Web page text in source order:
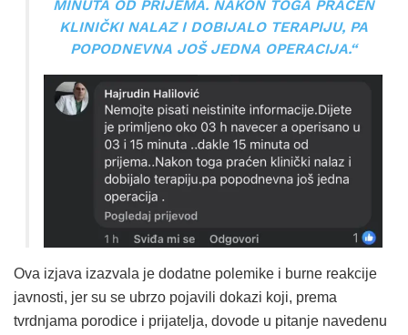
MINUTA OD PRIJEMA. NAKON TOGA PRAĆEN
KLINIČKI NALAZ I DOBIJALO TERAPIJU, PA
POPODNEVNA JOŠ JEDNA OPERACIJA.“
Ova izjava izazvala je dodatne polemike i burne reakcije
javnosti, jer su se ubrzo pojavili dokazi koji, prema
tvrdnjama porodice i prijatelja, dovode u pitanje navedenu